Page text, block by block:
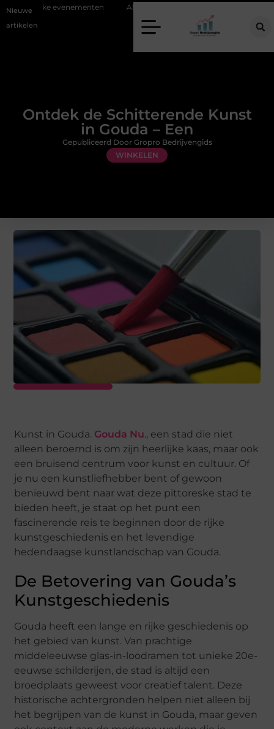
Nieuwe
artikelen
evenementen Alles over flexibele inzet van personeel
Ontdek de Schitterende Kunst
in Gouda – Een
WINKELEN
Gepubliceerd Door Gropro Bedrijvengids
Kunst in Gouda. Gouda Nu., een stad die niet
alleen beroemd is om zijn heerlijke kaas, maar ook
een bruisend centrum voor kunst en cultuur. Of
je nu een kunstliefhebber bent of gewoon
benieuwd bent naar wat deze pittoreske stad te
bieden heeft, je staat op het punt een
fascinerende reis te beginnen door de rijke
kunstgeschiedenis en het levendige
hedendaagse kunstlandschap van Gouda.
De Betovering van Gouda’s
Kunstgeschiedenis
Gouda heeft een lange en rijke geschiedenis op
het gebied van kunst. Van prachtige
middeleeuwse glas-in-loodramen tot unieke 20e-
eeuwse schilderijen, de stad is altijd een
broedplaats geweest voor creatief talent. Deze
historische achtergronden helpen niet alleen bij
het begrijpen van de kunst in Gouda, maar geven